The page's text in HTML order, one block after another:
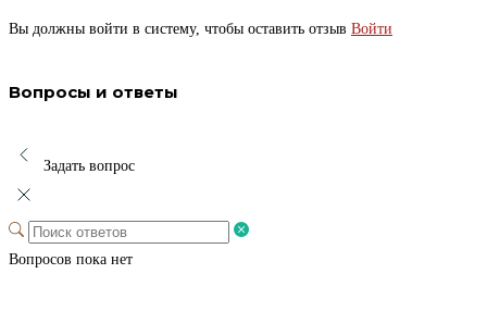
Вы должны войти в систему, чтобы оставить отзыв Войти
Вопросы и ответы
Задать вопрос
Вопросов пока нет